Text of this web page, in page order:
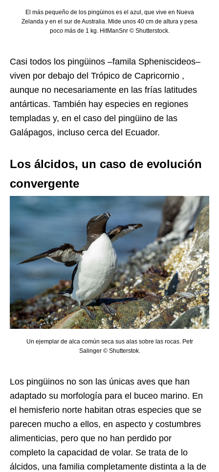
El más pequeño de los pingüinos es el azul, que vive en Nueva
Zelanda y en el sur de Australia. Mide unos 40 cm de altura y pesa
poco más de 1 kg. HitManSnr © Shutterstock.
Casi todos los pingüinos –famila Spheniscideos–
viven por debajo del Trópico de Capricornio ,
aunque no necesariamente en las frías latitudes
antárticas. También hay especies en regiones
templadas y, en el caso del pingüino de las
Galápagos, incluso cerca del Ecuador.
Los álcidos, un caso de evolución
convergente
Un ejemplar de alca común seca sus alas sobre las rocas. Petr
Salinger © Shutterstok.
Los pingüinos no son las únicas aves que han
adaptado su morfología para el buceo marino. En
el hemisferio norte habitan otras especies que se
parecen mucho a ellos, en aspecto y costumbres
alimenticias, pero que no han perdido por
completo la capacidad de volar. Se trata de lo
álcidos, una familia completamente distinta a la de